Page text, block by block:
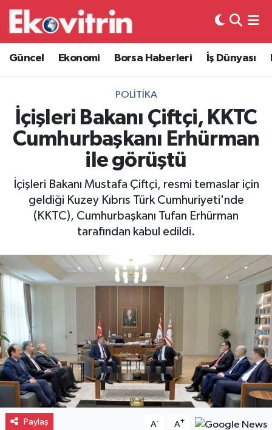
Güncel Ekonomi Borsa Haberleri İş Dünyası
POLITIKA
İçişleri Bakanı Çiftçi, KKTC
Cumhurbaşkanı Erhürman
ile görüştü
İçişleri Bakanı Mustafa Çiftçi, resmi temaslar için
geldiği Kuzey Kıbrıs Türk Cumhuriyeti'nde
(KKTC), Cumhurbaşkanı Tufan Erhürman
tarafından kabul edildi.
Paylaş A- A+
Güncel
Ekonomi
Borsa Haberleri
İş Dünyası
Otovitrin
Magazin
Gayrimenkul
Eğitim
Hava Durumu
Trafik Durumu
Süper Lig Puan Durumu ve Fikstür
Tüm Manşetler
Son Dakika Haberleri
Haber Arşivi